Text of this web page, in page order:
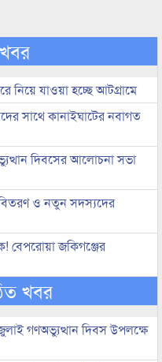
যাওয়া হচ্ছে আটগ্রামে
সাথে কানাইঘাটের নবাগত
দিবসের আলোচনা সভা
বিতরণ ও নতুন সদস্যদের
বেপরোয়া জকিগঞ্জের
খবর
গণঅভ্যুত্থান দিবস উপলক্ষে